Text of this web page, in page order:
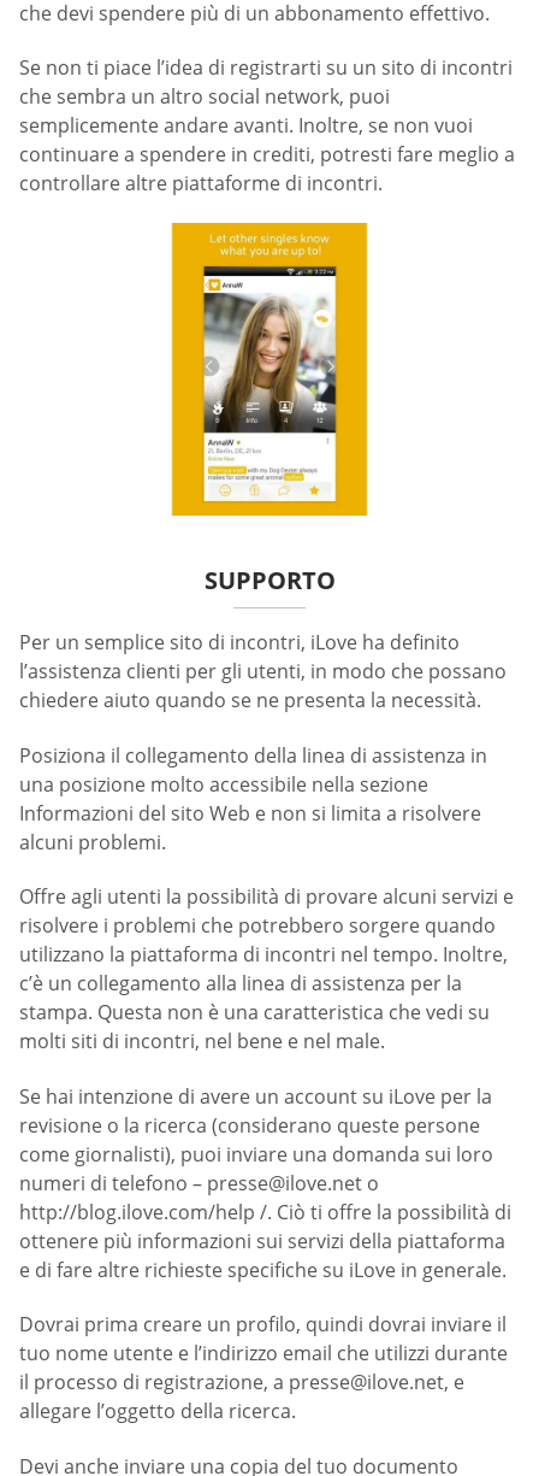
che devi spendere più di un abbonamento effettivo.
Se non ti piace l’idea di registrarti su un sito di incontri
che sembra un altro social network, puoi
semplicemente andare avanti. Inoltre, se non vuoi
continuare a spendere in crediti, potresti fare meglio a
controllare altre piattaforme di incontri.
SUPPORTO
Per un semplice sito di incontri, iLove ha definito
l’assistenza clienti per gli utenti, in modo che possano
chiedere aiuto quando se ne presenta la necessità.
Posiziona il collegamento della linea di assistenza in
una posizione molto accessibile nella sezione
Informazioni del sito Web e non si limita a risolvere
alcuni problemi.
Offre agli utenti la possibilità di provare alcuni servizi e
risolvere i problemi che potrebbero sorgere quando
utilizzano la piattaforma di incontri nel tempo. Inoltre,
c’è un collegamento alla linea di assistenza per la
stampa. Questa non è una caratteristica che vedi su
molti siti di incontri, nel bene e nel male.
Se hai intenzione di avere un account su iLove per la
revisione o la ricerca (considerano queste persone
come giornalisti), puoi inviare una domanda sui loro
numeri di telefono – presse@ilove.net o
http://blog.ilove.com/help /. Ciò ti offre la possibilità di
ottenere più informazioni sui servizi della piattaforma
e di fare altre richieste specifiche su iLove in generale.
Dovrai prima creare un profilo, quindi dovrai inviare il
tuo nome utente e l’indirizzo email che utilizzi durante
il processo di registrazione, a presse@ilove.net, e
allegare l’oggetto della ricerca.
Devi anche inviare una copia del tuo documento